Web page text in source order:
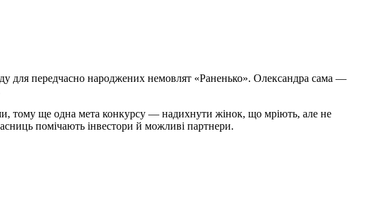
для передчасно народжених немовлят «Раненько». Олександра сама —
тому ще одна мета конкурсу — надихнути жінок, що мріють, але не
помічають інвестори й можливі партнери.